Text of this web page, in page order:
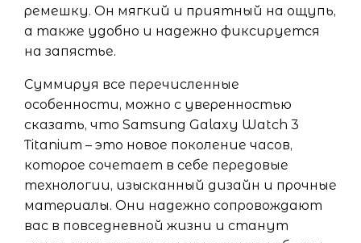
ремешку. Он мягкий и приятный на ощупь,
а также удобно и надежно фиксируется
на запястье.
Суммируя все перечисленные
особенности, можно с уверенностью
сказать, что Samsung Galaxy Watch 3
Titanium – это новое поколение часов,
которое сочетает в себе передовые
технологии, изысканный дизайн и прочные
материалы. Они надежно сопровождают
вас в повседневной жизни и станут